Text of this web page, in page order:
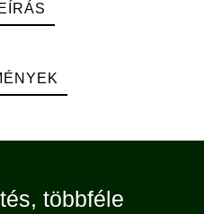
többféle